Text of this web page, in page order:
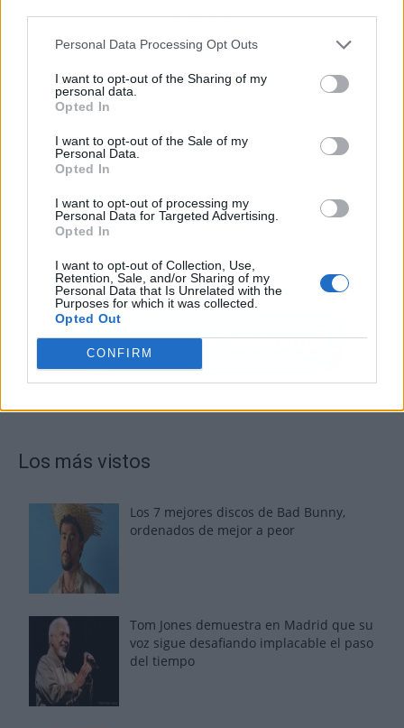
Personal Data Processing Opt Outs
I want to opt-out of the Sharing of my
personal data.
Opted In
I want to opt-out of the Sale of my
Personal Data.
Opted In
I want to opt-out of processing my
Personal Data for Targeted Advertising.
Opted In
I want to opt-out of Collection, Use,
Retention, Sale, and/or Sharing of my
Personal Data that Is Unrelated with the
Purposes for which it was collected.
Opted Out
CONFIRM
Los más vistos
Los 7 mejores discos de Bad Bunny,
ordenados de mejor a peor
Tom Jones demuestra en Madrid que su
voz sigue desafiando implacable el paso
del tiempo